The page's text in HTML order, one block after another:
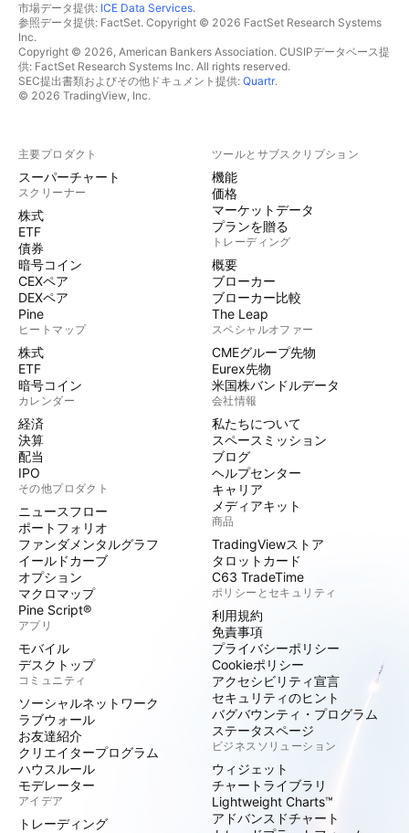
市場データ提供: ICE Data Services.
参照データ提供: FactSet. Copyright © 2026 FactSet Research Systems
Inc.
Copyright © 2026, American Bankers Association. CUSIPデータベース提
供: FactSet Research Systems Inc. All rights reserved.
SEC提出書類およびその他ドキュメント提供: Quartr.
© 2026 TradingView, Inc.
主要プロダクト
スーパーチャート
スクリーナー
株式
ETF
債券
暗号コイン
CEXペア
DEXペア
Pine
ヒートマップ
株式
ETF
暗号コイン
カレンダー
経済
決算
配当
IPO
その他プロダクト
ニュースフロー
ポートフォリオ
ファンダメンタルグラフ
イールドカーブ
オプション
マクロマップ
Pine Script®
アプリ
モバイル
デスクトップ
コミュニティ
ソーシャルネットワーク
ラブウォール
お友達紹介
クリエイタープログラム
ハウスルール
モデレーター
アイデア
トレーディング
ツールとサブスクリプション
機能
価格
マーケットデータ
プランを贈る
トレーディング
概要
ブローカー
ブローカー比較
The Leap
スペシャルオファー
CMEグループ先物
Eurex先物
米国株バンドルデータ
会社情報
私たちについて
スペースミッション
ブログ
ヘルプセンター
キャリア
メディアキット
商品
TradingViewストア
タロットカード
C63 TradeTime
ポリシーとセキュリティ
利用規約
免責事項
プライバシーポリシー
Cookieポリシー
アクセシビリティ宣言
セキュリティのヒント
バグバウンティ・プログラム
ステータスページ
ビジネスソリューション
ウィジェット
チャートライブラリ
Lightweight Charts™
アドバンスドチャート